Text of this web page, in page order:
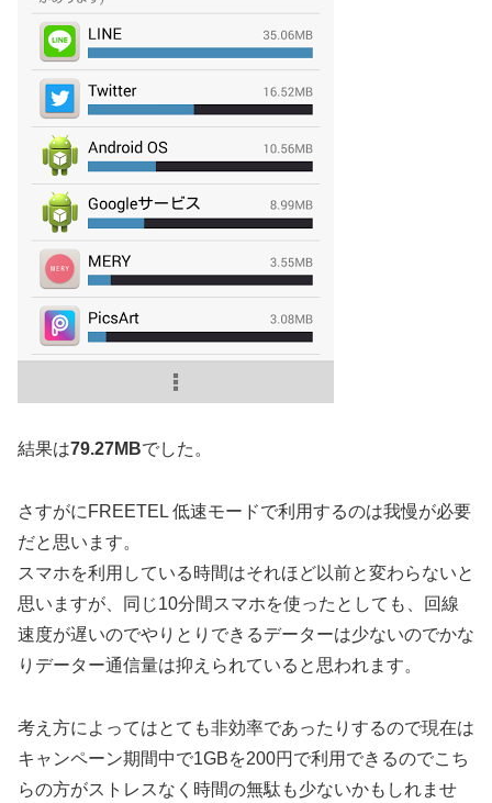
結果は79.27MBでした。
さすがにFREETEL 低速モードで利用するのは我慢が必要
だと思います。
スマホを利用している時間はそれほど以前と変わらないと
思いますが、同じ10分間スマホを使ったとしても、回線
速度が遅いのでやりとりできるデーターは少ないのでかな
りデーター通信量は抑えられていると思われます。
考え方によってはとても非効率であったりするので現在は
キャンペーン期間中で1GBを200円で利用できるのでこち
らの方がストレスなく時間の無駄も少ないかもしれませ